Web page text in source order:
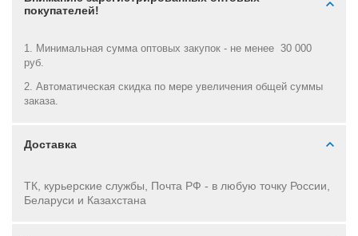
покупателей!
1. Минимальная сумма оптовых закупок - не менее 30 000
руб.
2. Автоматическая скидка по мере увеличения общей суммы
заказа.
Доставка
ТК, курьерские службы, Почта РФ - в любую точку России,
Беларуси и Казахстана